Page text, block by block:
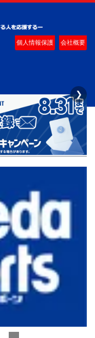
個人情報保護 会社概要
❯
沢店